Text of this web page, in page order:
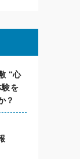
“心
を
？